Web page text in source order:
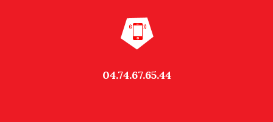
04.74.67.65.44